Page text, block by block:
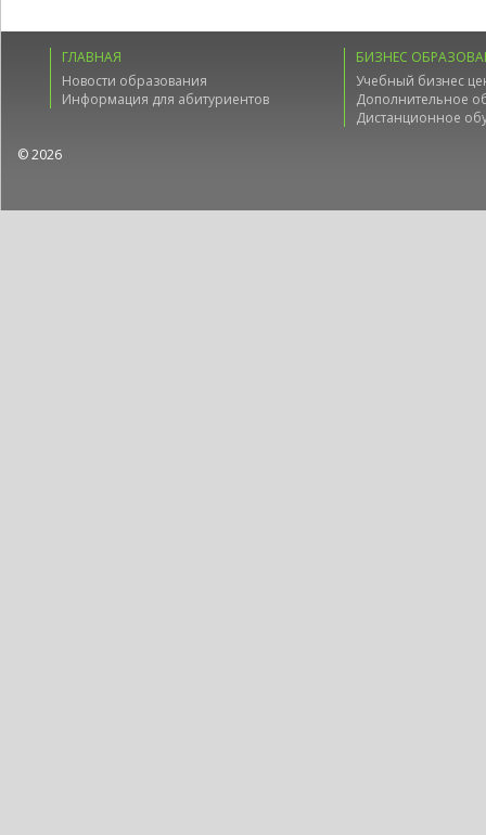
ГЛАВНАЯ
Новости образования
Информация для абитуриентов
БИЗНЕС
Учебный бизнес
Дополнительное
Дистанционное
© 2026